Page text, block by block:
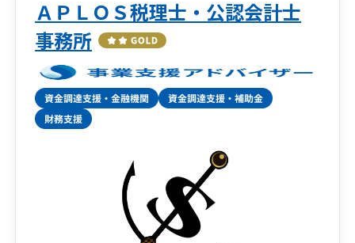
➥弥生会計Nextなどクラウド会計の導入支援から
スタートし、
記帳代行・税務相談・決算申告までシームレス
にサポート。
会計・税務の“見える化”を実現します。
相続・事業承継の専門チームとの連携による出口
➥将来の株価対策や世代交代、相続に向けた設計
まで視野に入れた提案が可能。
出口戦略から次世代への承継までを見据えた支
援体制を構築しています。
ＡＰＬＯＳ税理士・公認会計士
事務所